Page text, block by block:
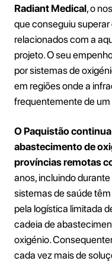
Radiant Medical, o
que conseguiu
relacionados com a
projeto. O seu
por sistemas de
em regiões onde a
frequentemente de
O Paquistão
abastecimento de
províncias remotas
anos, incluindo
sistemas de saúde
pela logística limitada
cadeia de
oxigénio.
cada vez mais de